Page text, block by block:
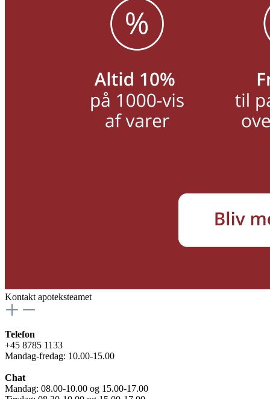
Kontakt apoteksteamet
Telefon
+45 8785 1133
Mandag-fredag: 10.00-15.00
Chat
Mandag: 08.00-10.00 og 15.00-17.00